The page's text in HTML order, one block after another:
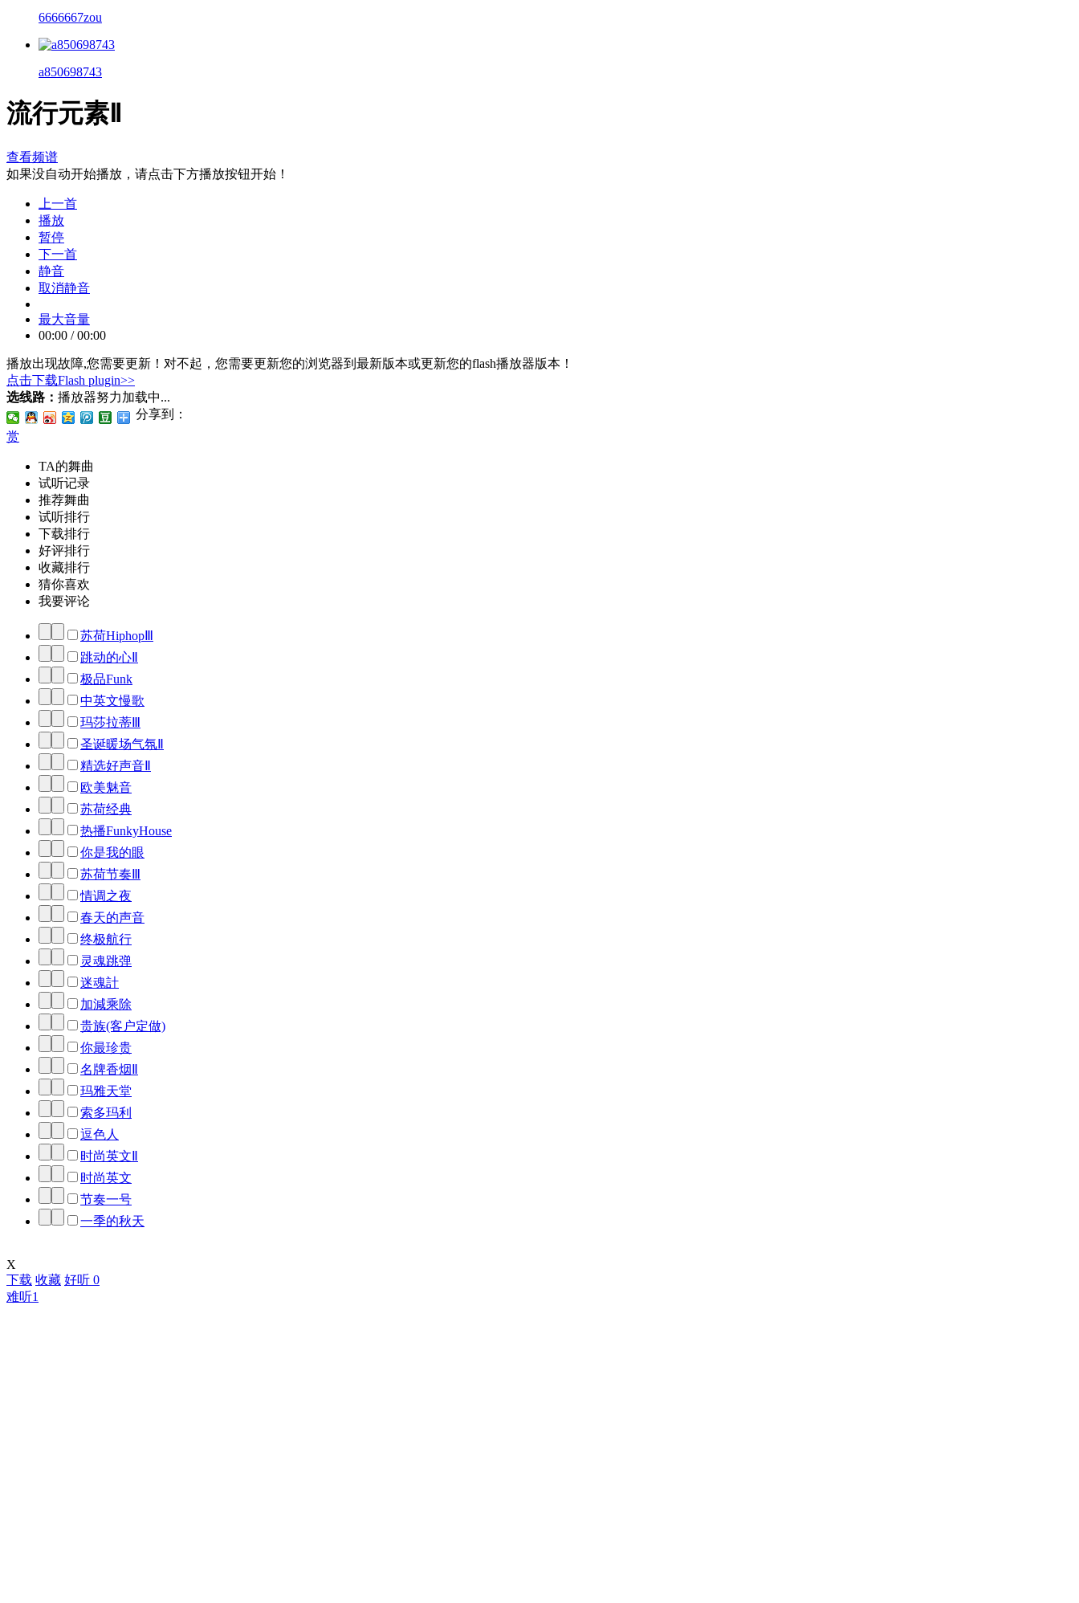
6666667zou
a850698743
流行元素Ⅱ
查看频谱
如果没自动开始播放，请点击下方播放按钮开始！
上一首
播放
暂停
下一首
静音
取消静音
最大音量
00:00 / 00:00
播放出现故障,您需要更新！ 对不起，您需要更新您的浏览器到最新版本或更新您的flash播放器版本！
点击下载Flash plugin>>
选线路： 播放器努力加载中...
分享到：
赏
TA的舞曲
试听记录
推荐舞曲
试听排行
下载排行
好评排行
收藏排行
猜你喜欢
我要评论
苏荷HiphopⅢ
跳动的心Ⅱ
极品Funk
中英文慢歌
玛莎拉蒂Ⅲ
圣诞暖场气氛Ⅱ
精选好声音Ⅱ
欧美魅音
苏荷经典
热播FunkyHouse
你是我的眼
苏荷节奏Ⅲ
情调之夜
春天的声音
终极航行
灵魂跳弹
迷魂計
加減乘除
贵族(客户定做)
你最珍贵
名牌香烟Ⅱ
玛雅天堂
索多玛利
逗色人
时尚英文Ⅱ
时尚英文
节奏一号
一季的秋天
X
下载 收藏 好听 0
难听1